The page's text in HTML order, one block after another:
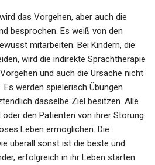
das Vorgehen, aber auch die
besprochen. Es weiß von den
mitarbeiten. Bei Kindern, die
wird die indirekte Sprachtherapie
und auch die Ursache nicht
werden spielerisch Übungen
dasselbe Ziel besitzen. Alle
den Patienten von ihrer Störung
Leben ermöglichen. Die
überall sonst ist die beste und
erfolgreich in ihr Leben starten